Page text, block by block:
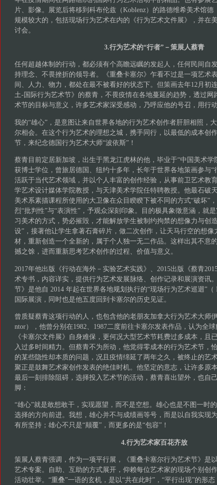
片、影像。展览后将移到科布伦兹（Koblenz）的路德维希美术馆德
规模较大的，包括现场行为艺术在内的《行为艺术文件展》，并在
讨会。
3.行为艺术的“行者”－策展人蔡青
任何超越体制的行动，都必须有个高瞻远瞩的发起人，任何民间自
持理念、不畏挫折的领导者。《重叠卡塞尔》乍看不过是一项艺术
间、人力、物力，都处在最不被看好的状态下。但策画去年12月初
土-国际行为艺术节》的蔡青，不畏疫情在各地蔓延的趋势，透过网
术节的目标与意义，许多艺术家深受感动，乃呼应他的号召，用行
我的“雄心”，是意图让来自世界各地的行为艺术创作者肝胆相照，
尔相会。在这个行为艺术的理想之城，携手同行，以最低的成本创
节，来纪念德国行为艺术大师“波依斯”！
蔡青目前定居新加坡，出生于黑龙江虎林的他，毕业于“中国美术学
获博士学位，曾旅居德国、纽约十多年，长年于世界各地策画参与“
活跃于当代艺术领域，并以个人丰富的创作经验，从事前卫艺术教
学艺术设计媒体学院教授，与天津美术学院任特聘教授。他最石破
美术系素描课程所使用的大卫像在众目睽睽下被不同的方式“破坏”
烈“批判性”与“表演性”，予观众深刻印象。目的极具象徵意涵，就
习美术的方式，势必摧毁，才能解放学生被制约拘禁的想像力与创
设”，接著他让学生拿著石膏碎片，做二次创作，让天马行空的想
材，重新创造一个全新的，属于个人独一无二作品。这样出其不意
撼之馀，进而重新思考艺术创作的过程、价值与意义。
2017年他出版《行动在海外－实验艺术实践》、2015出版《蔡青
术专书，内容详实，提供行为艺术发展脉络、创作记录和展演资讯
节》是他自 2014 年起在世界各地规划执行的“现场行为艺术巡迴”
国际展演，同时也是他五度回到卡塞尔的历史见证。
曾质疑蔡青这项行动的人，也包含他的老朋友加拿大行为艺术大师
ntor），他曾分别在1982、1987二度前往卡塞尔发表作品，认为全
《卡塞尔文件展》自身难保，更何况大型艺术节耗费过多成本，且
入过多时间精力。但蔡青不为所动，他觉得零成本的行为艺术节，
的某些隐性却本质的问题，况且疫情绵延了两年之久，被终止的艺
聚正是鼓舞艺术家创作发表的绝佳时机。他坚定的意志，让许多原
最后一刻排除阻碍，选择投入艺术节的活动，蔡青喜出望外，也自
脚：
“雄心”就是敢想敢干，实现愿望，而不是空想。雄心也是不图一时
选择的方向前进。我想，雄心并不与成绩画等号，而是以自我实现
有所坚持；雄心不只是“颠覆”，而更多的是“包容”！
4.行为艺术家百花齐放
策展人蔡青强调，作为一项平行展，《重叠卡塞尔行为艺术节》是
艺术专案。自助、互助的方式展开，仰赖每位艺术家的现场个别创
活动壮举。“重叠”一语的玄机，是以“共在此时”，“平行出现”的形